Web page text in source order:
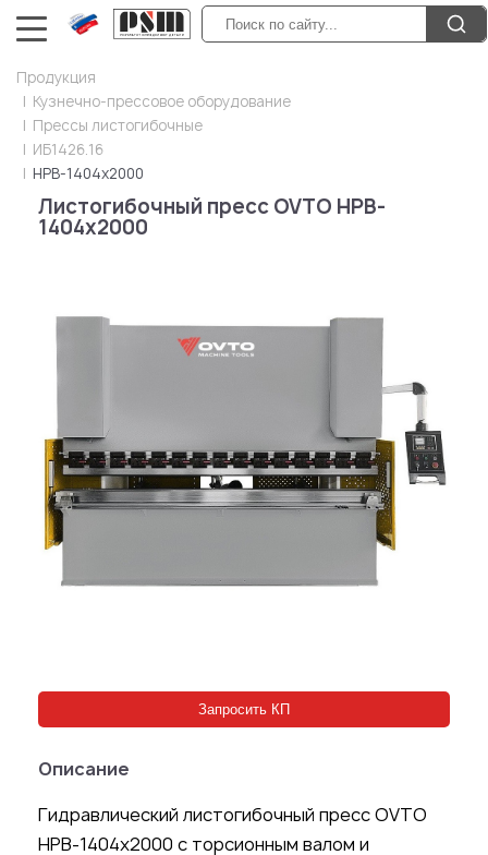
Продукция
Кузнечно-прессовое оборудование
Прессы листогибочные
ИБ1426.16
HPB-1404x2000
Листогибочный пресс OVTO HPB-
1404x2000
Запросить КП
Описание
Гидравлический листогибочный пресс OVTO
HPB-1404x2000 с торсионным валом и